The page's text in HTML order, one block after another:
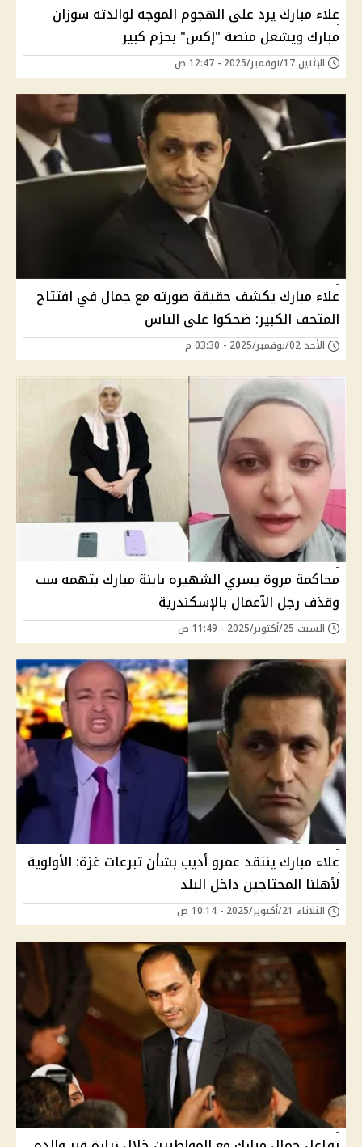
علاء مبارك يرد على الهجوم الموجه لوالدته سوزان
مبارك ويشعل منصة "إكس" بحزم كبير
الإثنين 17/نوفمبر/2025 - 12:47 ص
علاء مبارك يكشف حقيقة صورته مع جمال في افتتاح
المتحف الكبير: ضحكوا على الناس
الأحد 02/نوفمبر/2025 - 03:30 م
محاكمة مروة يسري الشهيره بابنة مبارك بتهمه سب
وقذف رجل الآعمال بالإسكندرية
السبت 25/أكتوبر/2025 - 11:49 ص
علاء مبارك ينتقد عمرو أديب بشأن تبرعات غزة: الأولوية
لأهلنا المحتاجين داخل البلد
الثلاثاء 21/أكتوبر/2025 - 10:14 ص